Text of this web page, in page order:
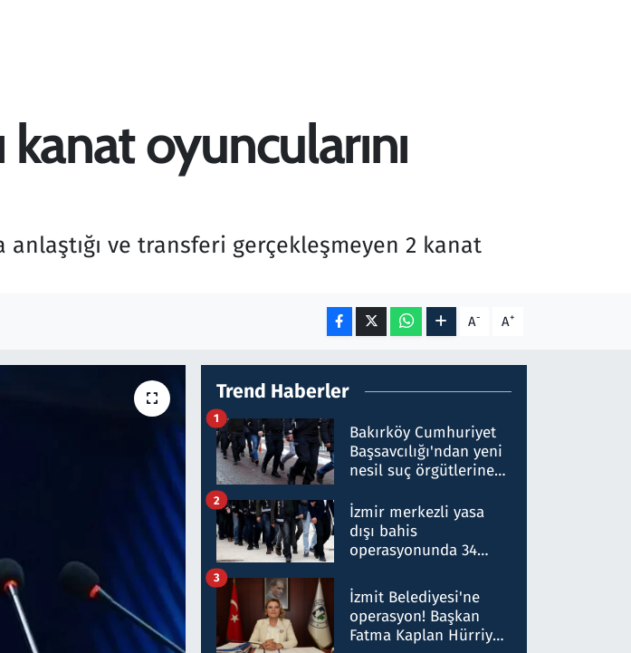
oyuncularını
anlaştığı ve transferi gerçekleşmeyen 2 kanat
A- A+
Trend Haberler
Bakırköy Cumhuriyet
Başsavcılığı'ndan yeni
nesil suç örgütlerine
hakkında gözaltı kararı
1
İzmir merkezli yasa
dışı bahis
operasyonunda 34
Milyar liralık para
trafiği tespit edildi
2
İzmit Belediyesi'ne
operasyon! Başkan
Fatma Kaplan Hürriyet
3